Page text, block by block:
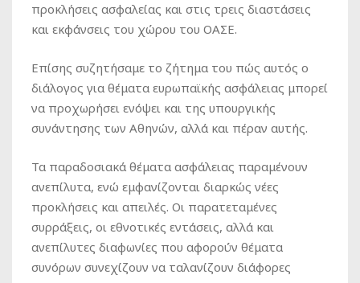
προκλήσεις ασφαλείας και στις τρεις διαστάσεις
και εκφάνσεις του χώρου του ΟΑΣΕ.
Επίσης συζητήσαμε το ζήτημα του πώς αυτός ο
διάλογος για θέματα ευρωπαϊκής ασφάλειας μπορεί
να προχωρήσει ενόψει και της υπουργικής
συνάντησης των Αθηνών, αλλά και πέραν αυτής.
Τα παραδοσιακά θέματα ασφάλειας παραμένουν
ανεπίλυτα, ενώ εμφανίζονται διαρκώς νέες
προκλήσεις και απειλές. Οι παρατεταμένες
συρράξεις, οι εθνοτικές εντάσεις, αλλά και
ανεπίλυτες διαφωνίες που αφορούν θέματα
συνόρων συνεχίζουν να ταλανίζουν διάφορες